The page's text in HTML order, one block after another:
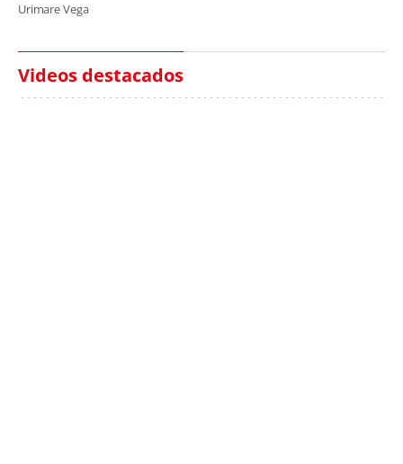
Urimare Vega
Videos destacados